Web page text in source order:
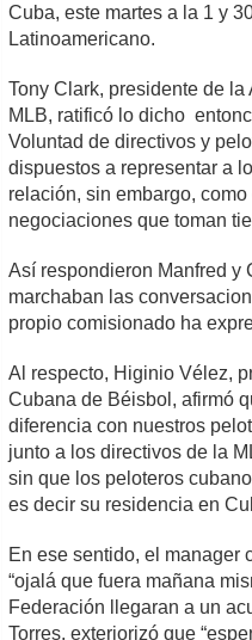
Cuba, este martes a la 1 y
Latinoamericano.
Tony Clark, presidente de
MLB, ratificó lo dicho
Voluntad de directivos y
dispuestos a representar a
relación, sin embargo,
negociaciones que toman
Así respondieron Manfred y
marchaban las
propio comisionado ha
Al respecto, Higinio Vélez,
Cubana de Béisbol, afirmó
diferencia con nuestros
junto a los directivos de la
sin que los peloteros
es decir su residencia en
En ese sentido, el manager
“ojalá que fuera mañana
Federación llegaran a un
Torres, exteriorizó que